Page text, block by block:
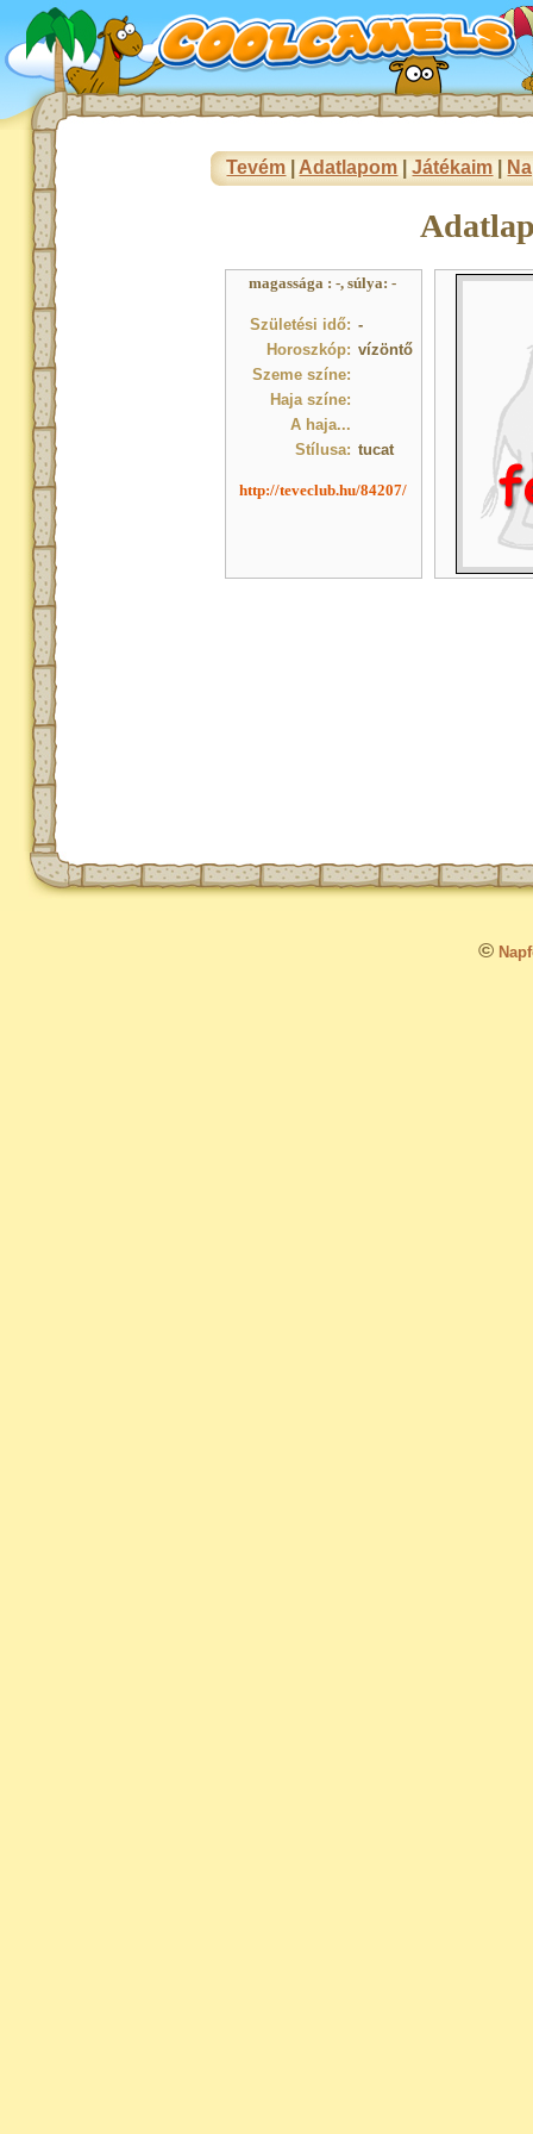
Tevém Adatlapom |Játékaim
magassága : -, súlya: -
Születési idő: -
Horoszkóp: vízöntő
Szeme színe:
Haja színe:
A haja...
Stílusa: tucat
http://teveclub.hu/84207/
©